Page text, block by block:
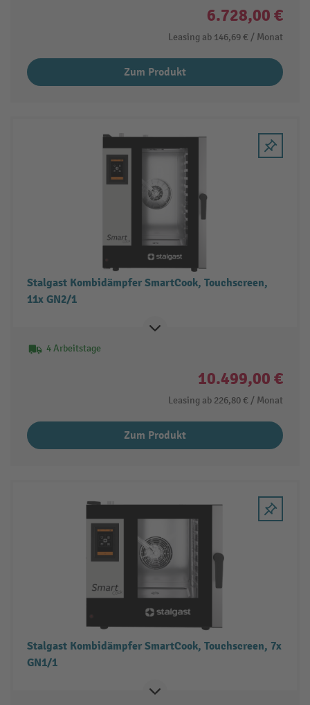
6.728,00 €
Leasing ab 146,69 € / Monat
Zum Produkt
Stalgast Kombidämpfer SmartCook, Touchscreen,
11x GN2/1
4 Arbeitstage
10.499,00 €
Leasing ab 226,80 € / Monat
Zum Produkt
Stalgast Kombidämpfer SmartCook, Touchscreen, 7x
GN1/1